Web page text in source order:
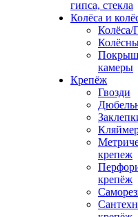
гипса, стекла
Колёса и
камеры
Крепёж
Гвозди
крепеж
крепёж